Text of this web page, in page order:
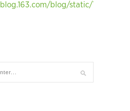
blog/static/